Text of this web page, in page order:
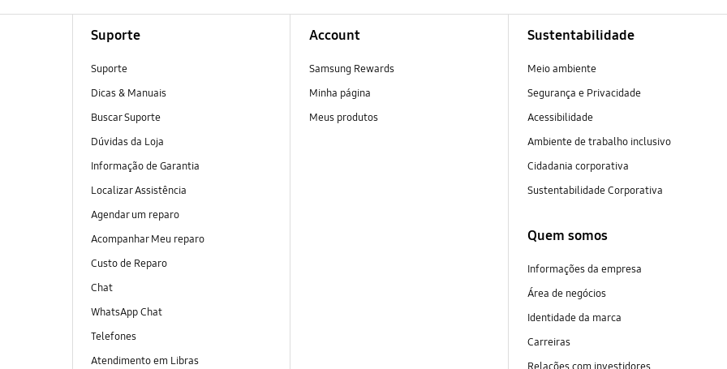
Suporte
Suporte
Dicas & Manuais
Buscar Suporte
Dúvidas da Loja
Informação de Garantia
Localizar Assistência
Agendar um reparo
Acompanhar Meu reparo
Custo de Reparo
Chat
WhatsApp Chat
Telefones
Atendimento em Libras
Account
Samsung Rewards
Minha página
Meus produtos
Sustentabilidade
Meio ambiente
Segurança e Privacidade
Acessibilidade
Ambiente de trabalho inclusivo
Cidadania corporativa
Sustentabilidade Corporativa
Quem somos
Informações da empresa
Área de negócios
Identidade da marca
Carreiras